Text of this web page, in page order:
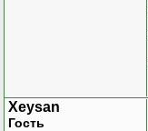
Xeysan
Гость